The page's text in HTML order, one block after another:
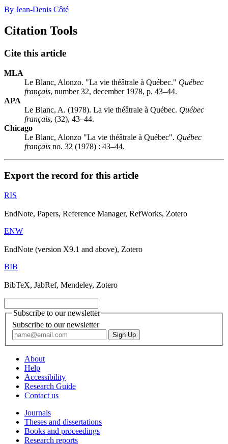
By Jean-Denis Côté
Citation Tools
Cite this article
MLA
Le Blanc, Alonzo. "La vie théâtrale à Québec." Québec
français, number 32, december 1978, p. 43–44.
APA
Le Blanc, A. (1978). La vie théâtrale à Québec. Québec
français, (32), 43–44.
Chicago
Le Blanc, Alonzo "La vie théâtrale à Québec". Québec
français no. 32 (1978) : 43–44.
Export the record for this article
RIS
EndNote, Papers, Reference Manager, RefWorks, Zotero
ENW
EndNote (version X9.1 and above), Zotero
BIB
BibTeX, JabRef, Mendeley, Zotero
Subscribe to our newsletter
Subscribe to our newsletter
About
Help
Accessibility
Research Guide
Contact us
Journals
Theses and dissertations
Books and proceedings
Research reports